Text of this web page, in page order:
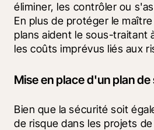
éliminer, les contrôler ou
En plus de protéger le
plans aident le sous-traitant
les coûts imprévus liés aux
Mise en place d'un plan
Bien que la sécurité soit
de risque dans les projets